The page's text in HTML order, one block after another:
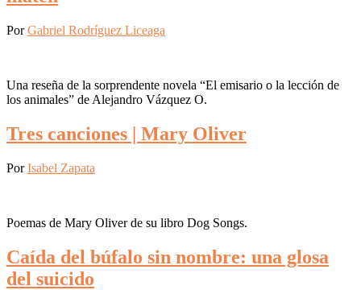
PorGabriel Rodríguez Liceaga
Una reseña de la sorprendente novela “El emisario o la lección de
los animales” de Alejandro Vázquez O.
Tres canciones | Mary Oliver
PorIsabel Zapata
Poemas de Mary Oliver de su libro Dog Songs.
Caída del búfalo sin nombre: una glosa
del suicido